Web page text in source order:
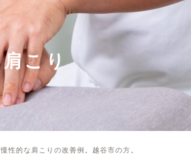
肩こり
慢性的な肩こりの改善例。越谷市の方。